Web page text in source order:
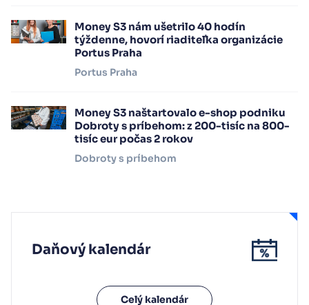
Money S3 nám ušetrilo 40 hodín
týždenne, hovorí riaditeľka organizácie
Portus Praha
Portus Praha
Money S3 naštartovalo e-shop podniku
Dobroty s príbehom: z 200-tisíc na 800-
tisíc eur počas 2 rokov
Dobroty s príbehom
Daňový kalendár
Celý kalendár